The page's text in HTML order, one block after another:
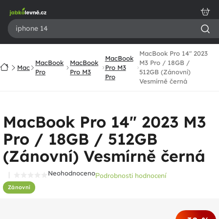
obsah
DomůMac
MacBook
Pro
MacBook
Pro M3
MacBook
Pro M3
Pro
MacBook Pro 14" 2023
M3 Pro / 18GB /
512GB (Zánovní)
Vesmírně černá
MacBook Pro 14" 2023 M3
Pro / 18GB / 512GB
(Zánovní) Vesmírně černá
Zánovní
Průměrné
hodnocení
NeohodnocenoPodrobnosti hodnocení